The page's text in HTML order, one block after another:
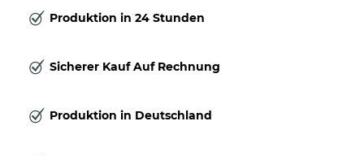
Produktion in 24 Stunden
Sicherer Kauf Auf Rechnung
Produktion in Deutschland